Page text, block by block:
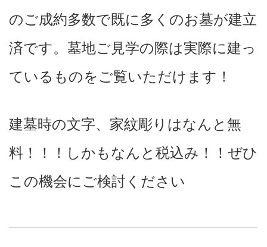
のご成約多数で既に多くのお墓が建立
済です。墓地ご見学の際は実際に建っ
ているものをご覧いただけます！
建墓時の文字、家紋彫りはなんと無
料！！！ しかもなんと税込み！！ ぜひ
この機会にご検討ください